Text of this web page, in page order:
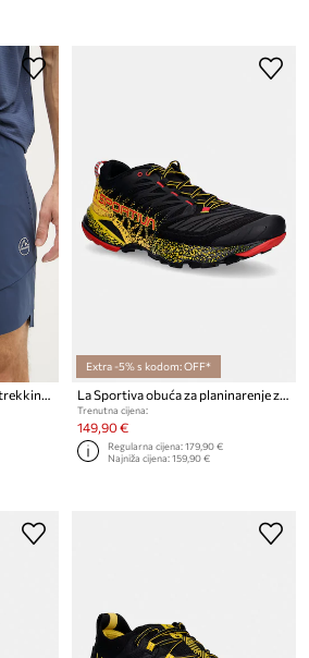
Extra -5% s kodom: OFF*
Trenutna cijena:
149,90 €
Regularna cijena:179,90 €
Najniža cijena:159,90 €